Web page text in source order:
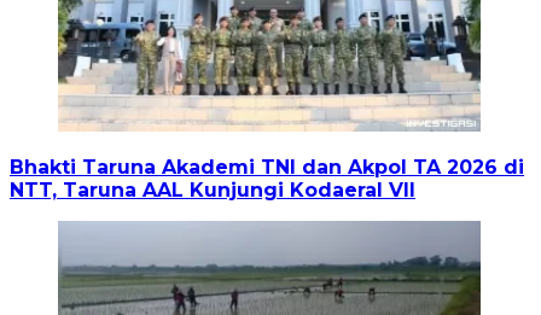
Bhakti Taruna Akademi TNI dan Akpol TA 2026 di
NTT, Taruna AAL Kunjungi Kodaeral VII